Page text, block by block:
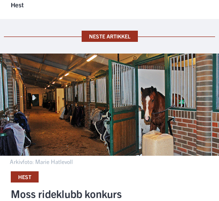
Hest
NESTE ARTIKKEL
Arkivfoto: Marie Hatlevoll
HEST
Moss rideklubb konkurs